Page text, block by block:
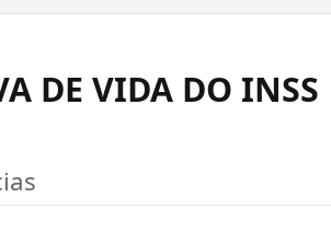
DE VIDA DO INSS